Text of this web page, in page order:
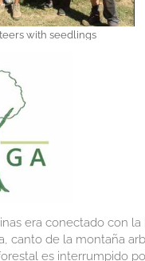
with seedlings
era conectado con la
canto de la montaña
es interrumpido